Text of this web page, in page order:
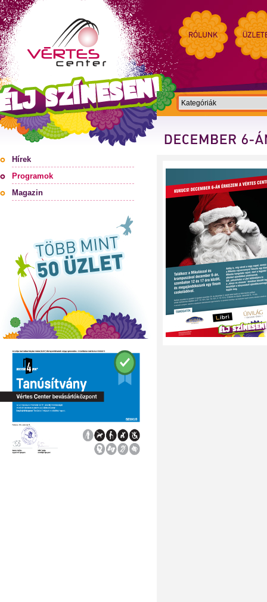
Hírek
Programok
Magazin